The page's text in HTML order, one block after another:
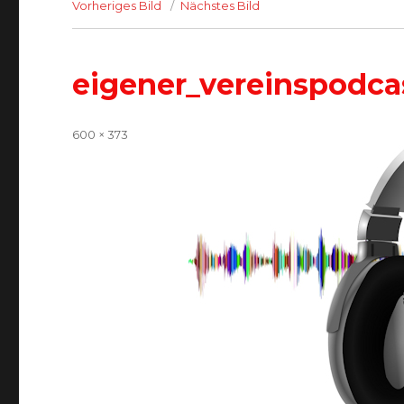
Vorheriges Bild Nächstes Bild
Volle
600 × 373